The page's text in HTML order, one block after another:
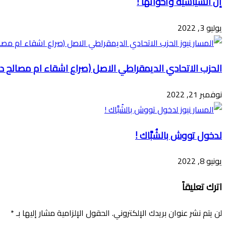
يوليو 3, 2022
الحزب الاتحادي الديمقراطي الاصل (صراع اشقاء ام مصالح
نوفمبر 21, 2022
لدخول تووش بالشُبَّاك !
يونيو 8, 2022
اترك تعليقاً
لن يتم نشر عنوان بريدك الإلكتروني. الحقول الإلزامية مشار إليها بـ*